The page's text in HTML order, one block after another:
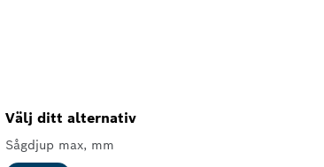
Välj ditt alternativ
Sågdjup max, mm